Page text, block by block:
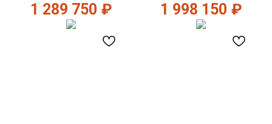
1 289 750 ₽ 1 998 150 ₽